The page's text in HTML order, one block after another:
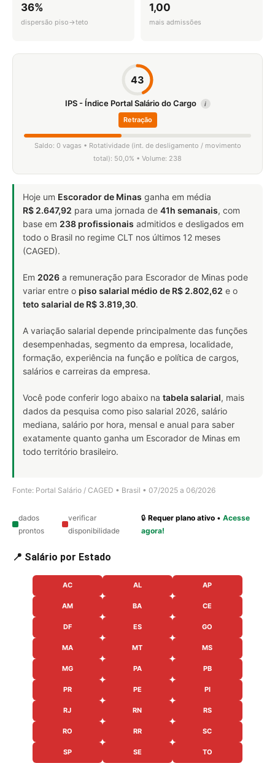
36%
dispersão piso→teto
1,00
mais admissões
43
IPS - Índice Portal Salário do Cargo i
Retração
Saldo: 0 vagas • Rotatividade (int. de desligamento / movimento
total): 50,0% • Volume: 238
Hoje um Escorador de Minas ganha em média
R$ 2.647,92 para uma jornada de 41h semanais, com
base em 238 profissionais admitidos e desligados em
todo o Brasil no regime CLT nos últimos 12 meses
(CAGED).
Em 2026 a remuneração para Escorador de Minas pode
variar entre o piso salarial médio de R$ 2.802,62 e o
teto salarial de R$ 3.819,30.
A variação salarial depende principalmente das funções
desempenhadas, segmento da empresa, localidade,
formação, experiência na função e política de cargos,
salários e carreiras da empresa.
Você pode conferir logo abaixo na tabela salarial, mais
dados da pesquisa como piso salarial 2026, salário
mediana, salário por hora, mensal e anual para saber
exatamente quanto ganha um Escorador de Minas em
todo território brasileiro.
Fonte: Portal Salário / CAGED • Brasil • 07/2025 a 06/2026
dados
prontos
verificar
disponibilidade
🔒Requer plano ativo •Acesse
agora!
📍 Salário por Estado
AC AL AP
AM BA CE
DF ES GO
MA MT MS
MG PA PB
PR PE PI
RJ RN RS
RO RR SC
SP SE TO